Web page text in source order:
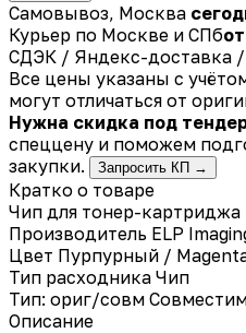
Самовывоз, Москва
Курьер по Москве и СПб
СДЭК / Яндекс-доставка
Все цены указаны с
могут отличаться от
Нужна скидка под
спеццену и поможем
закупки.
Запросить КП →
Кратко о товаре
Чип для тонер-картриджа
Производитель ELP
Цвет Пурпурный /
Тип расходника Чип
Тип: ориг/совм
Описание